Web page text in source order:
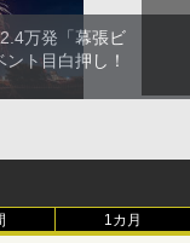
万発「幕張ビ
ト目白押し！
1カ月